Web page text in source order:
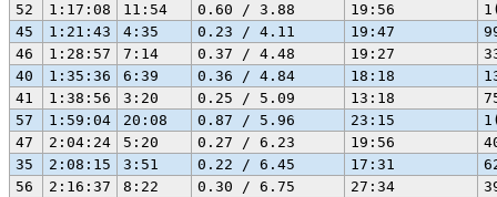
52
1:17:08 11:54 0.60 / 3.88 19:56
45
1:21:43 4:35 0.23 / 4.11 19:47
46
1:28:57 7:14 0.37 / 4.48 19:27
40
1:35:36 6:39 0.36 / 4.84 18:18
41
1:38:56 3:20 0.25 / 5.09 13:18
57
1:59:04 20:08 0.87 / 5.96 23:15
47
2:04:24 5:20 0.27 / 6.23 19:56
35
2:08:15 3:51 0.22 / 6.45 17:31
56
2:16:37 8:22 0.30 / 6.75 27:34